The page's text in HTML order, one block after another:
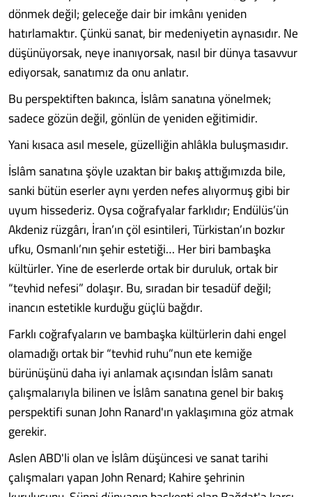
dönmek değil; geleceğe dair bir imkânı yeniden
hatırlamaktır. Çünkü sanat, bir medeniyetin aynasıdır. Ne
düşünüyorsak, neye inanıyorsak, nasıl bir dünya tasavvur
ediyorsak, sanatımız da onu anlatır.
Bu perspektiften bakınca, İslâm sanatına yönelmek;
sadece gözün değil, gönlün de yeniden eğitimidir.
Yani kısaca asıl mesele, güzelliğin ahlâkla buluşmasıdır.
İslâm sanatına şöyle uzaktan bir bakış attığımızda bile,
sanki bütün eserler aynı yerden nefes alıyormuş gibi bir
uyum hissederiz. Oysa coğrafyalar farklıdır; Endülüs’ün
Akdeniz rüzgârı, İran’ın çöl esintileri, Türkistan’ın bozkır
ufku, Osmanlı’nın şehir estetiği… Her biri bambaşka
kültürler. Yine de eserlerde ortak bir duruluk, ortak bir
“tevhid nefesi” dolaşır. Bu, sıradan bir tesadüf değil;
inancın estetikle kurduğu güçlü bağdır.
Farklı coğrafyaların ve bambaşka kültürlerin dahi engel
olamadığı ortak bir “tevhid ruhu”nun ete kemiğe
bürünüşünü daha iyi anlamak açısından İslâm sanatı
çalışmalarıyla bilinen ve İslâm sanatına genel bir bakış
perspektifi sunan John Ranard'ın yaklaşımına göz atmak
gerekir.
Aslen ABD'li olan ve İslâm düşüncesi ve sanat tarihi
çalışmaları yapan John Renard; Kahire şehrinin